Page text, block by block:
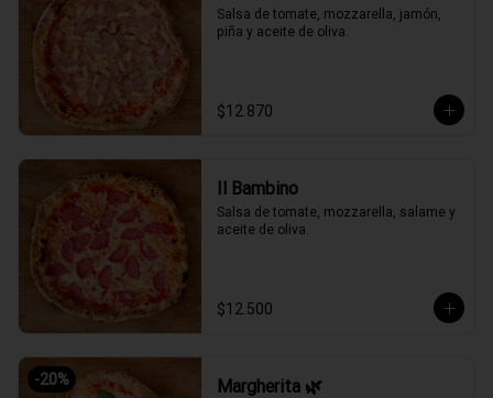
Salsa de tomate, mozzarella, jamón,
piña y aceite de oliva.
$12.870
Il Bambino
Salsa de tomate, mozzarella, salame y
aceite de oliva.
$12.500
-20% Margherita 🌿